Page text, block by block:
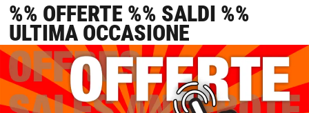
%% OFFERTE %% SALDI %%
ULTIMA OCCASIONE